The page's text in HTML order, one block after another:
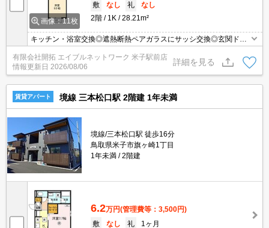
画像：11枚
敷
なし 礼
なし
2階
1K 28.21m²
キッチン・浴室交換◎遮熱断熱ペアガラスにサッシ交換◎玄関ドア
交換◎ローソン米子旗ヶ崎八丁目店まで８０ｍ◎駐車場2台目も契
約可能◎自家用と社用車利用に◎
有限会社開拓 エイブルネットワーク 米子駅前店
情報更新日 2026/08/06
詳細を見る
賃貸アパート 境線 三本松口駅 2階建 1年未満
境線/三本松口駅 徒歩16分
鳥取県米子市旗ヶ崎1丁目
1年未満
2階建
6.2万円(管理費等：3,500円)
敷
なし 礼
1ヶ月